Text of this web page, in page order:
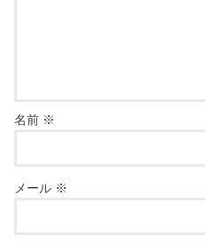
名前 ※
メール ※